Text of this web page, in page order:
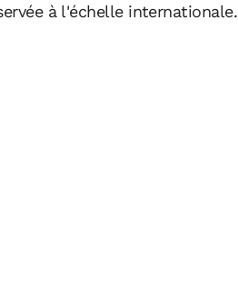
à l'échelle internationale.